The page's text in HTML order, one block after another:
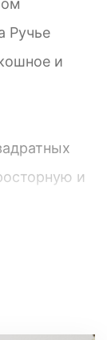
Ручье
и
и
для